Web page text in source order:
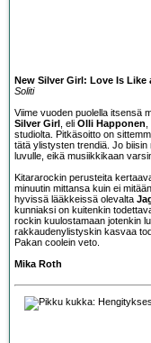
New Silver Girl: Love Is Like
Soliti
Viime vuoden puolella itsensä
Silver Girl , eli Olli Happonen
studiolta. Pitkäsoitto on
tätä ylistysten trendiä. Jo
luvulle, eikä musiikkikaan
Kitararockin perusteita
minuutin mittansa kuin ei
hyvissä lääkkeissä olevalta
kunniaksi on kuitenkin
rockin kuulostamaan jotenkin
rakkaudenylistyskin kasvaa
Pakan coolein veto.
Mika Roth